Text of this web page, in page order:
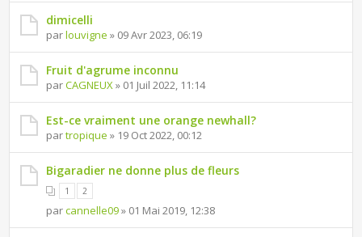
dimicelli
parlouvigne » 09 Avr 2023, 06:19
Fruit d'agrume inconnu
parCAGNEUX» 01 Juil 2022, 11:14
Est-ce vraiment une orange newhall?
partropique » 19 Oct 2022, 00:12
Bigaradier ne donne plus de fleurs
1 2
parcannelle09» 01 Mai 2019, 12:38